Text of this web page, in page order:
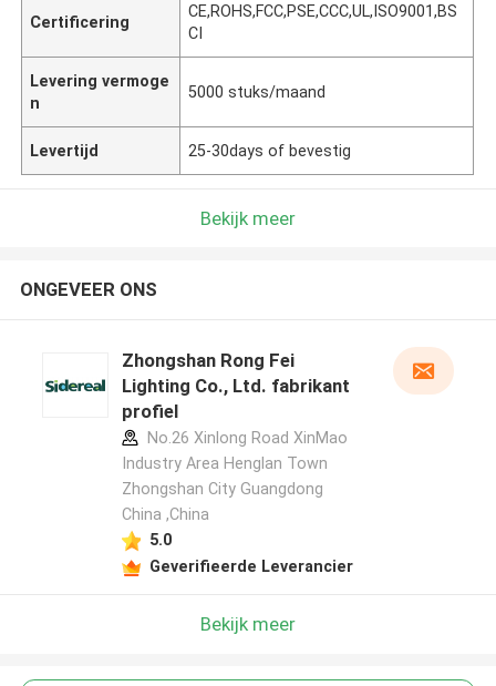
Certificering
CE,ROHS,FCC,PSE,CCC,UL,ISO9001,BS
CI
Levering vermoge
n
5000 stuks/maand
Levertijd 25-30days of bevestig
Bekijk meer
ONGEVEER ONS
Zhongshan Rong Fei
Lighting Co., Ltd. fabrikant
profiel
No.26 Xinlong Road XinMao
Industry Area Henglan Town
Zhongshan City Guangdong
China ,China
5.0
Geverifieerde Leverancier
Bekijk meer